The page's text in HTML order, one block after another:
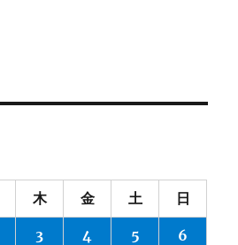
木 金 土 日
3 4 5 6